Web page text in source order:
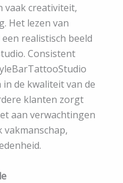
vaak creativiteit,
Het lezen van
realistisch beeld
Consistent
de kwaliteit van de
klanten zorgt
aan verwachtingen